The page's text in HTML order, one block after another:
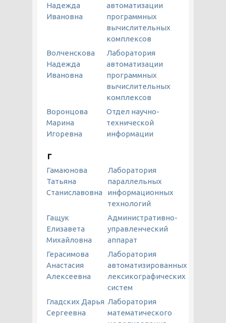
Надежда
Ивановна
автоматизации
программных
вычислительных
комплексов
Волченскова
Надежда
Ивановна
Лаборатория
автоматизации
программных
вычислительных
комплексов
Воронцова
Марина
Игоревна
Отдел научно-
технической
информации
Г
Гамаюнова
Татьяна
Станиславовна
Лаборатория
параллельных
информационных
технологий
Гащук
Елизавета
Михайловна
Административно-
управленческий
аппарат
Герасимова
Анастасия
Алексеевна
Лаборатория
автоматизированных
лексикографических
систем
Гладских Дарья
Сергеевна
Лаборатория
математического